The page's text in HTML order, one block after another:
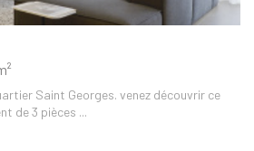
Saint Georges. venez découvrir ce
de 3 pièces ...